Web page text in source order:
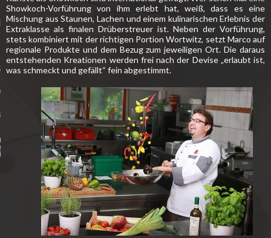
Showkoch-Vorführung von ihm erlebt hat, weiß, dass es eine
Mischung aus Staunen, Lachen und einem kulinarischen Erlebnis der
Extraklasse als finalen Drüberstreuer ist. Neben der Vorführung,
stets kombiniert mit der richtigen Portion Wortwitz, setzt Marco auf
regionale Produkte und dem Bezug zum jeweiligen Ort. Die daraus
entstehenden Kreationen werden frei nach der Devise „erlaubt ist,
was schmeckt und gefällt“ fein abgestimmt.
& BUCHUNG